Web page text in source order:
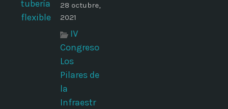
28 octubre,
2021
IV
Congreso
Los
Pilares de
la
Infraestr